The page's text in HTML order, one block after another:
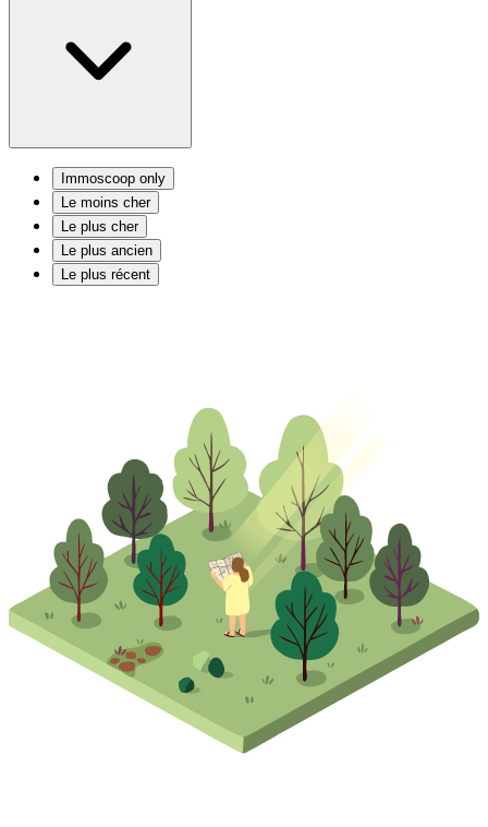
Immoscoop only
Le moins cher
Le plus cher
Le plus ancien
Le plus récent